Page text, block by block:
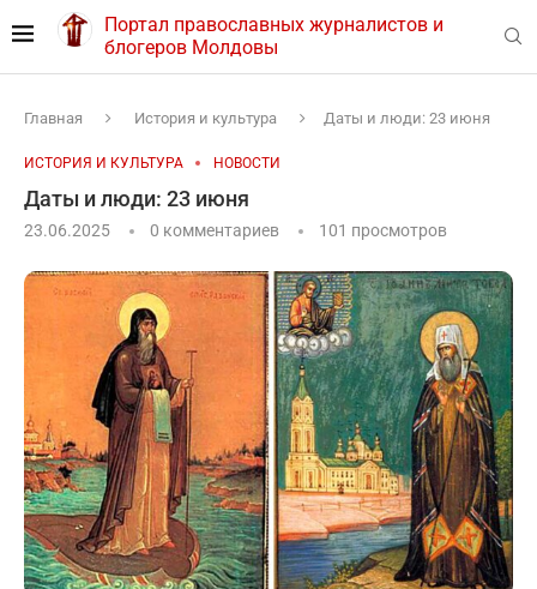
Портал православных журналистов и
блогеров Молдовы
Главная История и культура Даты и люди: 23 июня
ИСТОРИЯ И КУЛЬТУРА НОВОСТИ
Даты и люди: 23 июня
23.06.2025 0 комментариев 101 просмотров